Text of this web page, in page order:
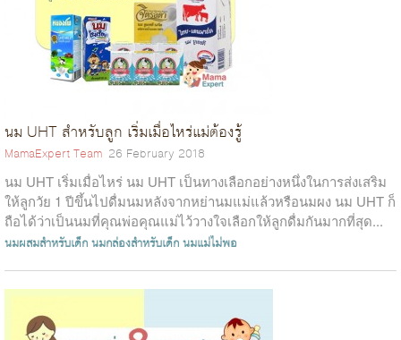
นม UHT สำหรับลูก เริ่มเมื่อไหร่แม่ต้องรู้
MamaExpert Team 26 February 2018
นม UHT เริ่มเมื่อไหร่ นม UHT เป็นทางเลือกอย่างหนึ่งในการส่งเสริม
ให้ลูกวัย 1 ปีขึ้นไปดื่มนมหลังจากหย่านมแม่แล้วหรือนมผง นม UHT ก็
ถือได้ว่าเป็นนมที่คุณพ่อคุณแม่ไว้วางใจเลือกให้ลูกดื่มกันมากที่สุด...
นมผสมสำหรับเด็กนมกล่องสำหรับเด็กนมแม่ไม่พอ